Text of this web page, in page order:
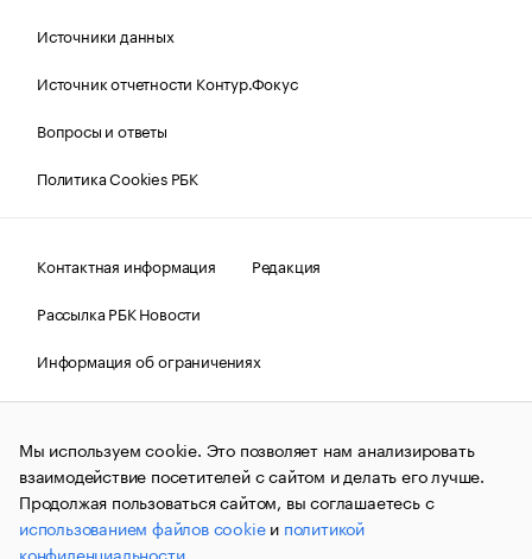
Источники данных
Источник отчетности Контур.Фокус
Вопросы и ответы
Политика Cookies РБК
Контактная информация
Редакция
Рассылка РБК Новости
Информация об ограничениях
Правовая информация
О соблюдении авторских прав
© АО «РОСБИЗНЕСКОНСАЛТИНГ»,1995–2026.Сообщения
и материалы информационного агентства «РБК»
(зарегистрировано Федеральной службой по надзору в сфере
связи, информационных технологий и массовых
коммуникаций (Роскомнадзор) 09.12.2015 за номером ИА
№ФС77-63848) сопровождаются пометкой «РБК». Отдельные
Мы используем cookie. Это позволяет нам анализировать
взаимодействие посетителей с сайтом и делать его лучше.
Продолжая пользоваться сайтом, вы соглашаетесь с
использованием файлов cookieи политикой
конфиденциальности.